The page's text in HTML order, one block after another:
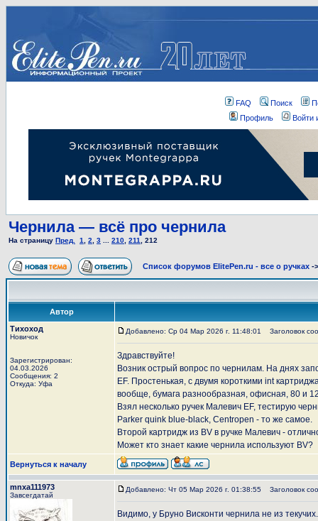
FAQ Поиск
Профиль
Войти
Чернила — всё про чернила
На страницу Пред. 1 2 3 210 211 212
Список форумов ElitePen.ru - все о ручках -
Автор
Тихоход
Новичок
Зарегистрирован:
04.03.2026
Сообщения: 2
Откуда: Уфа
Добавлено: Ср 04 Мар 2026 г. 11:48:01 Заголовок
Здравствуйте!
Возник острый вопрос по чернилам. На днях
EF. Простенькая, с двумя короткими int
вообще, бумага разнообразная, офисная, 80 и
Взял несколько ручек Малевич EF, тестирую
Parker quink blue-black, Centropen - то же самое.
Второй картридж из BV в ручке Малевич -
Может кто знает какие чернила используют BV?
Вернуться к началу
mnxa111973
Завсегдатай
Добавлено: Чт 05 Мар 2026 г. 01:38:55 Заголовок
Видимо, у Бруно Висконти чернила не из